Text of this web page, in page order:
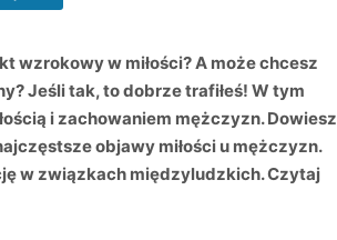
wzrokowy w miłości? A może chcesz
Jeśli tak, to dobrze trafiłeś! W tym
i zachowaniem mężczyzn. Dowiesz
objawy miłości u mężczyzn.
w związkach międzyludzkich. Czytaj